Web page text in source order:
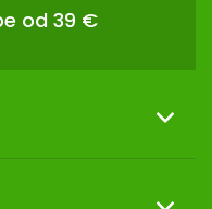
od 39 €